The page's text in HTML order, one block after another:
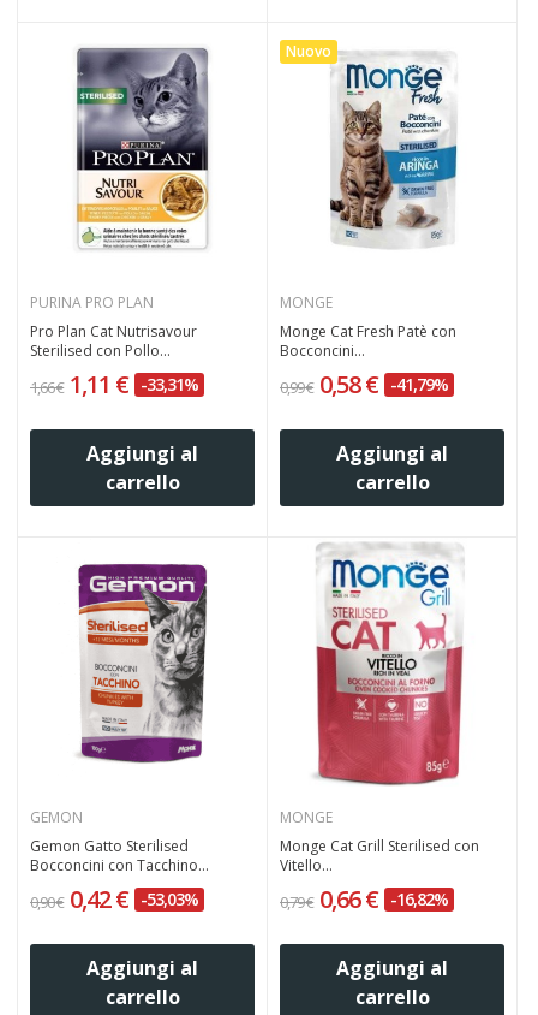
PURINA PRO PLAN
Pro Plan Cat Nutrisavour
Sterilised con Pollo...
1,66 € 1,11 € -33,31%
Aggiungi al
carrello
Nuovo
MONGE
Monge Cat Fresh Patè con
Bocconcini...
0,99 € 0,58 € -41,79%
Aggiungi al
carrello
GEMON
Gemon Gatto Sterilised
Bocconcini con Tacchino...
0,90 € 0,42 € -53,03%
Aggiungi al
carrello
MONGE
Monge Cat Grill Sterilised con
Vitello...
0,79 € 0,66 € -16,82%
Aggiungi al
carrello